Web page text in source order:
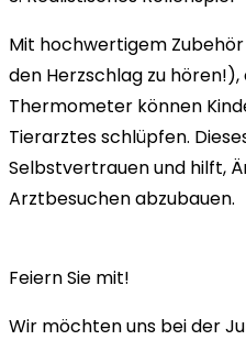
Mit hochwertigem
den Herzschlag zu
Thermometer können
Tierarztes schlüpfen.
Selbstvertrauen und hilft,
Arztbesuchen abzubauen.
Feiern Sie mit!
Wir möchten uns bei der